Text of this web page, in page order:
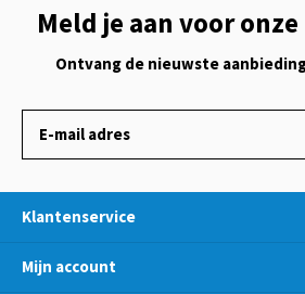
Meld je aan voor
Ontvang de nieuwste
Klantenservice
Mijn account